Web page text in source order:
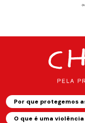
Por que protegemos
O que é uma